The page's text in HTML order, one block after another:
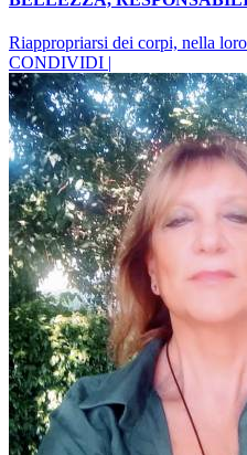
Riappropriarsi dei corpi, nella
CONDIVIDI |